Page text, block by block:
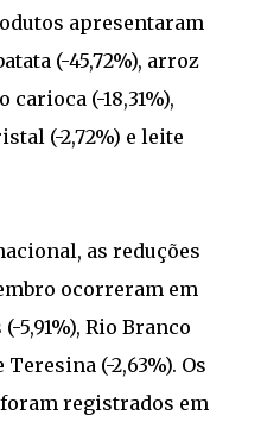
apresentaram
(-45,72%), arroz
(-18,31%),
(-2,72%) e leite
as reduções
ocorreram em
5,91%), Rio Branco
Teresina (-2,63%). Os
registrados em